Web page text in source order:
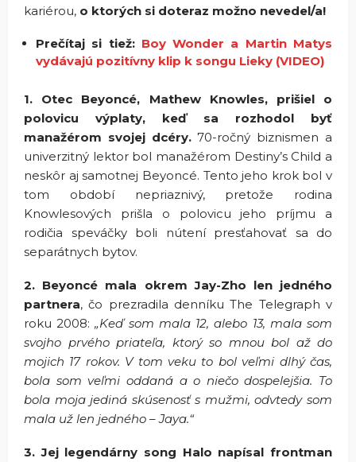
kariérou, o ktorých si doteraz možno nevedel/a!
Prečítaj si tiež: Boy Wonder a Martin Matys
vydávajú pozitívny klip k songu Lieky (VIDEO)
1. Otec Beyoncé, Mathew Knowles, prišiel o
polovicu výplaty, keď sa rozhodol byť
manažérom svojej dcéry.70-ročný biznismen a
univerzitný lektor bol manažérom Destiny’s Child a
neskôr aj samotnej Beyoncé. Tento jeho krok bol v
tom období nepriaznivý, pretože rodina
Knowlesových prišla o polovicu jeho príjmu a
rodičia speváčky boli nútení presťahovať sa do
separátnych bytov.
2. Beyoncé mala okrem Jay-Zho len jedného
partnera, čo prezradila denníku The Telegraph v
roku 2008:„Keď som mala 12, alebo 13, mala som
svojho prvého priateľa, ktorý so mnou bol až do
mojich 17 rokov. V tom veku to bol veľmi dlhý čas,
bola som veľmi oddaná a o niečo dospelejšia. To
bola moja jediná skúsenosť s mužmi, odvtedy som
mala už len jedného – Jaya.“
3. Jej legendárny song Halo napísal frontman